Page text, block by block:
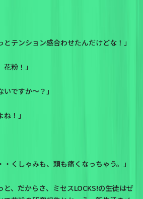
テンション感合わせたんだけどな！」
粉！」
ですか〜？」
！」
くしゃみも、頭も痛くなっちゃう。」
、だからさ、ミセスLOCKS!の生徒はぜ